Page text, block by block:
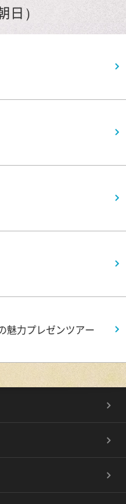
）
魅力プレゼンツアー